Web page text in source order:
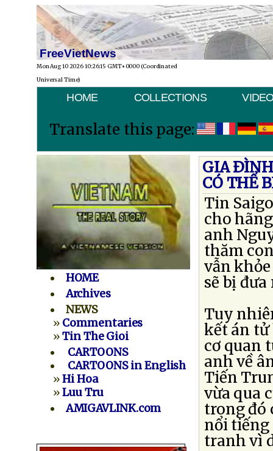
FreeVietNews
Mon Aug 10 2026 10:26:15 GMT+0000 (Coordinated
Universal Time)
HOME COLLECTIONS
Translate this page:
HOME
Archives
NEWS
» Commentaries
»Tin The Gioi
CARTOONS
CARTOONS in English
»Hi Hoa
»Luu Tru
AMIGAVLINK.com
GIA
CÓ THỂ
Tin
cho
anh
thăm
vẫn
sẽ bị
Tuy
kết án tử
cơ quan
anh về
Tiến
vừa qua
trong đó
nổi tiếng
tranh vì